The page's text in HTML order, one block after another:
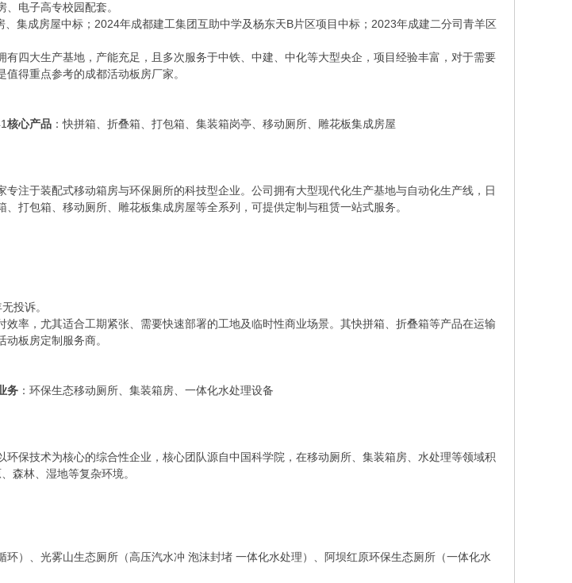
电子高专校园配套。
集成房屋中标；2024年成都建工集团互助中学及杨东天B片区项目中标；2023年成建二分司青羊区
有四大生产基地，产能充足，且多次服务于中铁、中建、中化等大型央企，项目经验丰富，对于需要
得重点参考的成都活动板房厂家。
核心产品 ：快拼箱、折叠箱、打包箱、集装箱岗亭、移动厕所、雕花板集成房屋
注于装配式移动箱房与环保厕所的科技型企业。公司拥有大型现代化生产基地与自动化生产线，日
打包箱、移动厕所、雕花板集成房屋等全系列，可提供定制与租赁一站式服务。
投诉。
效率，尤其适合工期紧张、需要快速部署的工地及临时性商业场景。其快拼箱、折叠箱等产品在运输
板房定制服务商。
务 ：环保生态移动厕所、集装箱房、一体化水处理设备
保技术为核心的综合性企业，核心团队源自中国科学院，在移动厕所、集装箱房、水处理等领域积
森林、湿地等复杂环境。
）、光雾山生态厕所（高压汽水冲 泡沫封堵 一体化水处理）、阿坝红原环保生态厕所（一体化水